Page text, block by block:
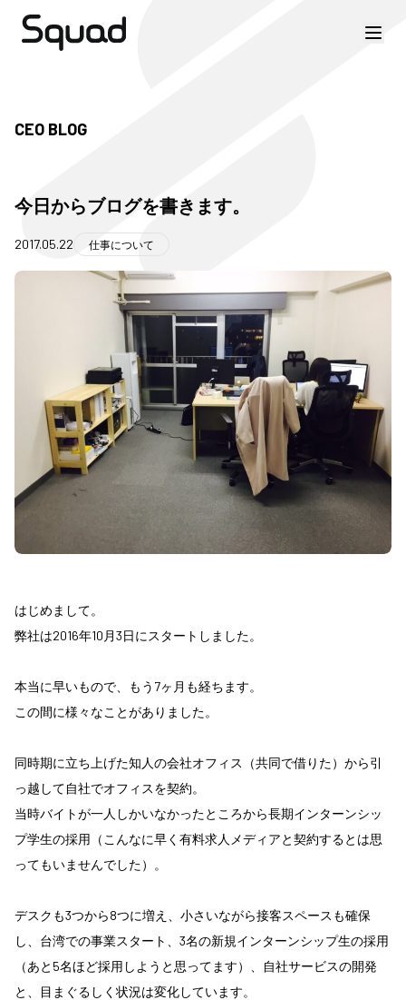
CEO BLOG
今日からブログを書きます。
2017.05.22 仕事について
はじめまして。
弊社は2016年10月3日にスタートしました。
本当に早いもので、もう7ヶ月も経ちます。
この間に様々なことがありました。
同時期に立ち上げた知人の会社オフィス（共同で借りた）から引
っ越して自社でオフィスを契約。
当時バイトが一人しかいなかったところから長期インターンシッ
プ学生の採用（こんなに早く有料求人メディアと契約するとは思
ってもいませんでした）。
デスクも3つから8つに増え、小さいながら接客スペースも確保
し、台湾での事業スタート、3名の新規インターンシップ生の採用
（あと5名ほど採用しようと思ってます）、自社サービスの開発
と、目まぐるしく状況は変化しています。